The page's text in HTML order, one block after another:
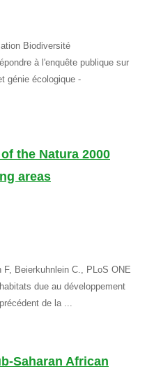
Biodiversité
à l'enquête publique sur
génie écologique -
the Natura 2000
areas
F, Beierkuhnlein C., PLoS ONE
due au développement
de la ...
Saharan African